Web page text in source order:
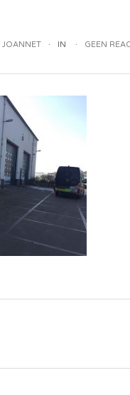
JOANNET IN GEEN